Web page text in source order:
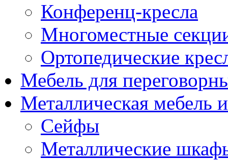
Конференц-кресла
Многоместные
Ортопедические
Мебель для
Металлическая мебель
Сейфы
Металлические